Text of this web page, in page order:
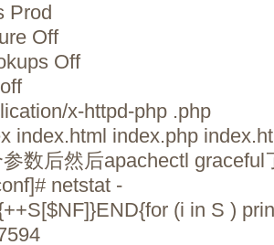
Prod
Off
Off
x-httpd-php .php
index.html index.php
数后然后apachectl graceful
netstat -
(i in S )